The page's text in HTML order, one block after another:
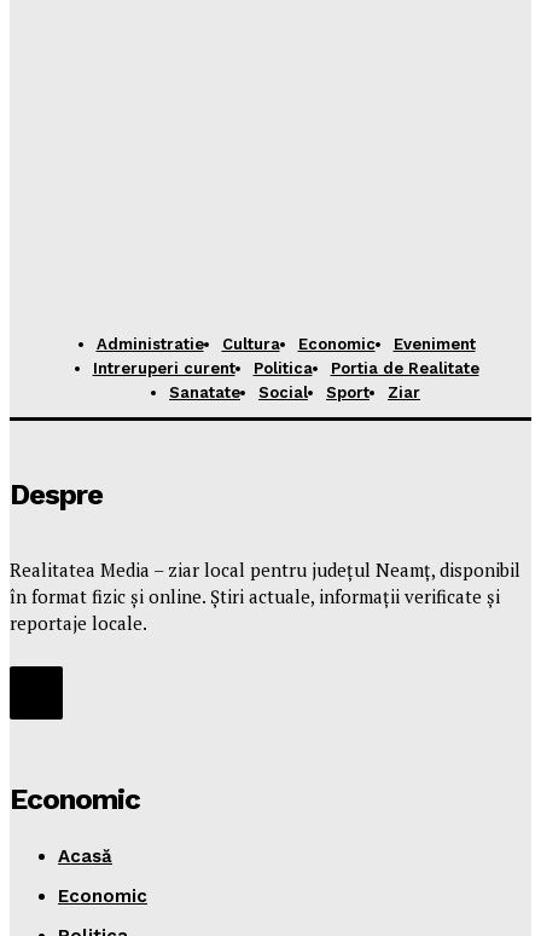
Administratie Cultura Economic
Eveniment
Intreruperi curent
Politica
Portia de Realitate
Sanatate
Social Sport Ziar
Despre
Realitatea Media – ziar local pentru județul Neamț, disponibil
în format fizic și online. Știri actuale, informații verificate și
reportaje locale.
Economic
Acasă
Economic